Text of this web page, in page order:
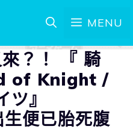
MENU
來？！ 『 騎
of Knight /
』
便已胎死腹